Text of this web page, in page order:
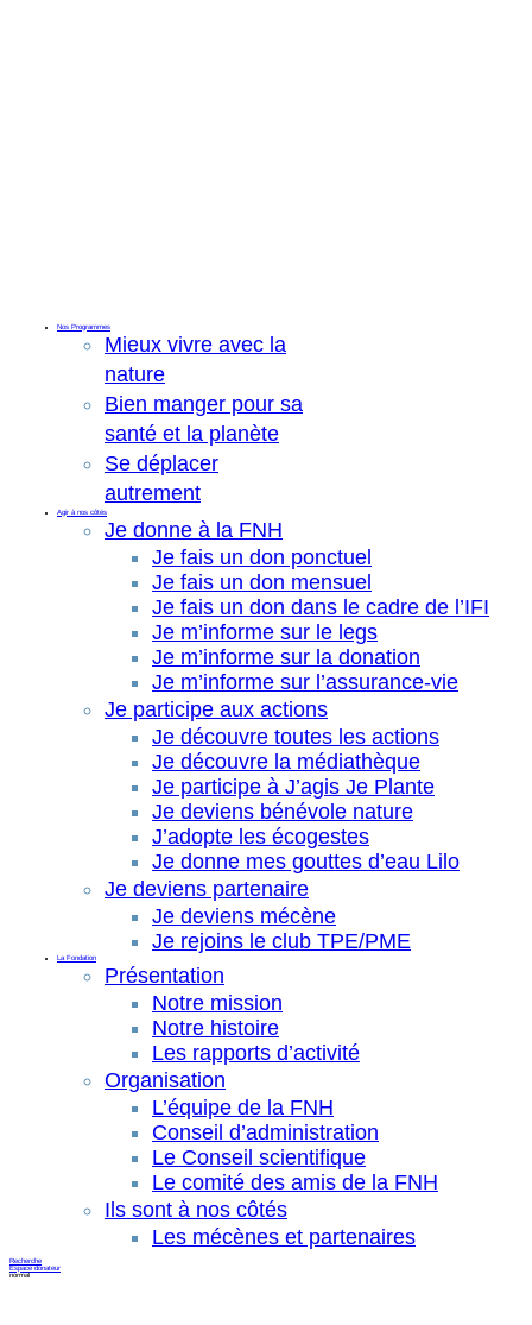
Nos Programmes
Mieux vivre avec la
nature
Bien manger pour sa
santé et la planète
Se déplacer
autrement
Agir à nos côtés
Je donne à la FNH
Je fais un don ponctuel
Je fais un don mensuel
Je fais un don dans le cadre de l’IFI
Je m’informe sur le legs
Je m’informe sur la donation
Je m’informe sur l’assurance-vie
Je participe aux actions
Je découvre toutes les actions
Je découvre la médiathèque
Je participe à J’agis Je Plante
Je deviens bénévole nature
J’adopte les écogestes
Je donne mes gouttes d’eau Lilo
Je deviens partenaire
Je deviens mécène
Je rejoins le club TPE/PME
La Fondation
Présentation
Notre mission
Notre histoire
Les rapports d’activité
Organisation
L’équipe de la FNH
Conseil d’administration
Le Conseil scientifique
Le comité des amis de la FNH
Ils sont à nos côtés
Les mécènes et partenaires
Recherche
Espace donateur
normal